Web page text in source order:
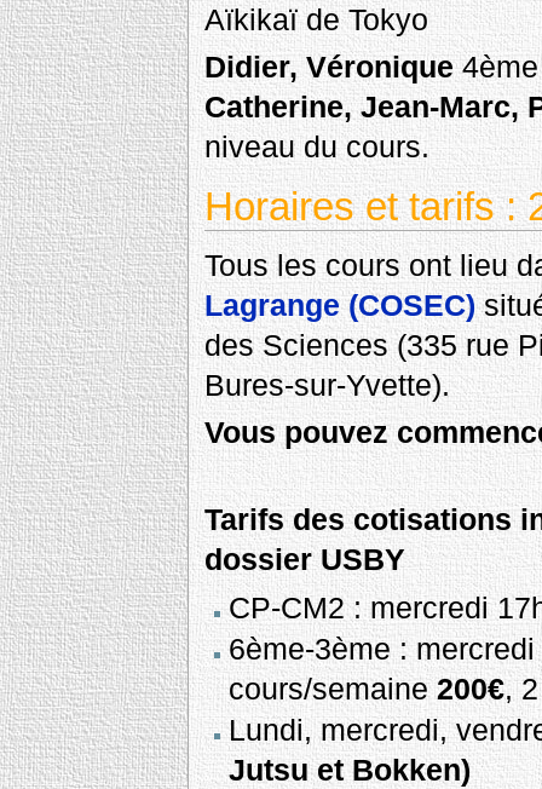
Aïkikaï de Tokyo
Didier, Véronique
Catherine, Jean-Marc,
niveau du cours.
Horaires et tarifs :
Tous les cours ont lieu
Lagrange (COSEC)
des Sciences (335 rue
Bures-sur-Yvette).
Vous pouvez
Tarifs des cotisations
dossier USBY
CP-CM2 : mercredi
6ème-3ème :
cours/semaine200€,
Lundi, mercredi,
Jutsu et Bokken)